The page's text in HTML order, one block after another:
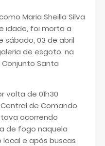
Maria Sheilla Silva
idade, foi morta a
sábado, 03 de abril
de esgoto, na
Santa
volta de 01h30
de Comando
ocorrendo
de fogo naquela
local e após buscas